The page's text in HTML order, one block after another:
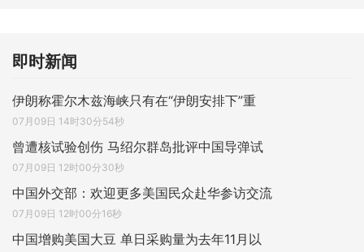
即时新闻
伊朗称霍尔木兹海峡只有在“伊朗安排下”重
07月09日 14时30分54秒
曾遭核试验创伤 马绍尔群岛批评中国导弹试
07月09日 12时00分30秒
中国外交部：欢迎更多美国民众赴华参访交流
07月09日 12时00分16秒
中国增购美国大豆 单日采购量为去年11月以